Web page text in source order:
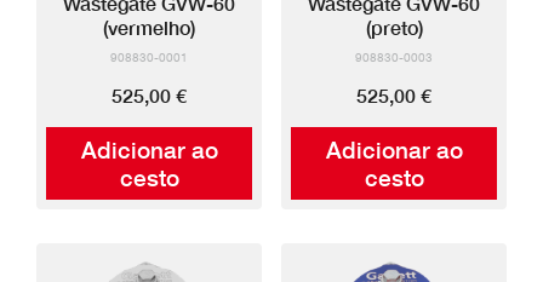
Adicionar ao
cesto
(vermelho)
908830-0001
525,00 €
Adicionar ao
cesto
(preto)
908830-0003
525,00 €